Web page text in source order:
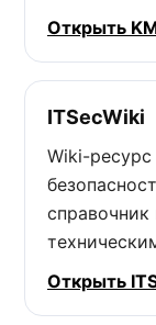
Открыть
ITSecWiki
Wiki-
Открыть